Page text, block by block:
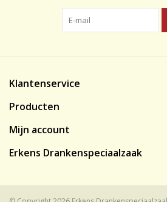
Klantenservice
Producten
Mijn account
Erkens Drankenspeciaalzaak